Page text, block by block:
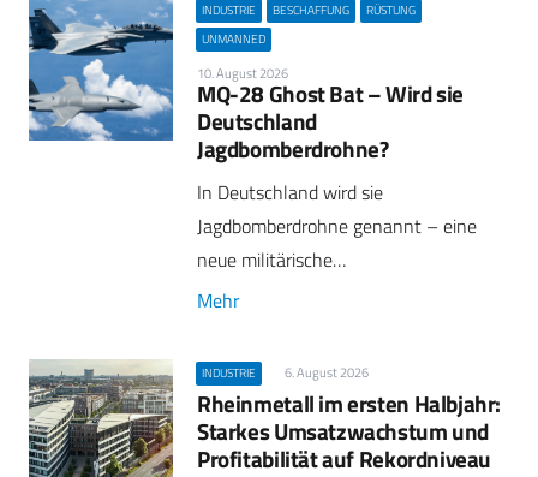
INDUSTRIE BESCHAFFUNG
RÜSTUNG
UNMANNED
10. August 2026
MQ-28 Ghost Bat – Wird sie
Deutschland
Jagdbomberdrohne?
In Deutschland wird sie
Jagdbomberdrohne genannt – eine
neue militärische…
Mehr
INDUSTRIE 6. August 2026
Rheinmetall im ersten Halbjahr:
Starkes Umsatzwachstum und
Profitabilität auf Rekordniveau